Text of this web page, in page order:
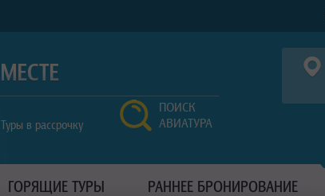
Туры в рассрочку
ПОИСК
АВИАТУРА
ГОРЯЩИЕ ТУРЫ РАННЕЕ БРОНИРОВАНИЕ